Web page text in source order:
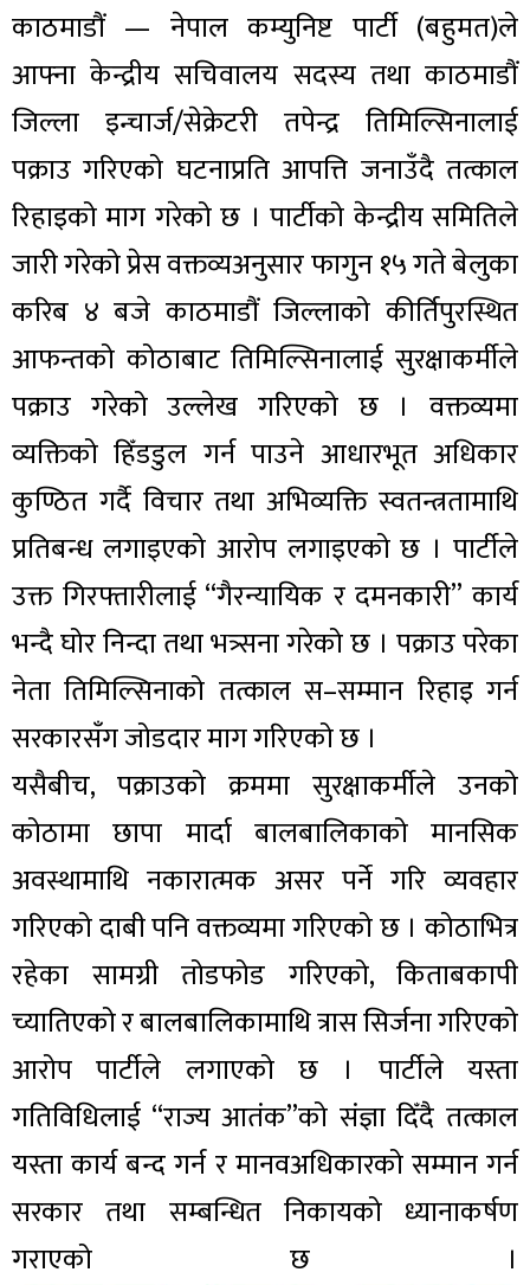
काठमाडौं — नेपाल कम्युनिष्ट पार्टी (बहुमत)ले
आफ्ना केन्द्रीय सचिवालय सदस्य तथा काठमाडौं
जिल्ला इन्चार्ज/सेक्रेटरी तपेन्द्र तिमिल्सिनालाई
पक्राउ गरिएको घटनाप्रति आपत्ति जनाउँदै तत्काल
रिहाइको माग गरेको छ । पार्टीको केन्द्रीय समितिले
जारी गरेको प्रेस वक्तव्यअनुसार फागुन १५ गते बेलुका
करिब ४ बजे काठमाडौं जिल्लाको कीर्तिपुरस्थित
आफन्तको कोठाबाट तिमिल्सिनालाई सुरक्षाकर्मीले
पक्राउ गरेको उल्लेख गरिएको छ । वक्तव्यमा
व्यक्तिको हिँडडुल गर्न पाउने आधारभूत अधिकार
कुण्ठित गर्दै विचार तथा अभिव्यक्ति स्वतन्त्रतामाथि
प्रतिबन्ध लगाइएको आरोप लगाइएको छ । पार्टीले
उक्त गिरफ्तारीलाई “गैरन्यायिक र दमनकारी” कार्य
भन्दै घोर निन्दा तथा भत्र्सना गरेको छ । पक्राउ परेका
नेता तिमिल्सिनाको तत्काल स–सम्मान रिहाइ गर्न
सरकारसँग जोडदार माग गरिएको छ ।
यसैबीच, पक्राउको क्रममा सुरक्षाकर्मीले उनको
कोठामा छापा मार्दा बालबालिकाको मानसिक
अवस्थामाथि नकारात्मक असर पर्ने गरि व्यवहार
गरिएको दाबी पनि वक्तव्यमा गरिएको छ । कोठाभित्र
रहेका सामग्री तोडफोड गरिएको, किताबकापी
च्यातिएको र बालबालिकामाथि त्रास सिर्जना गरिएको
आरोप पार्टीले लगाएको छ । पार्टीले यस्ता
गतिविधिलाई “राज्य आतंक”को संज्ञा दिँदै तत्काल
यस्ता कार्य बन्द गर्न र मानवअधिकारको सम्मान गर्न
सरकार तथा सम्बन्धित निकायको ध्यानाकर्षण
गराएको छ ।